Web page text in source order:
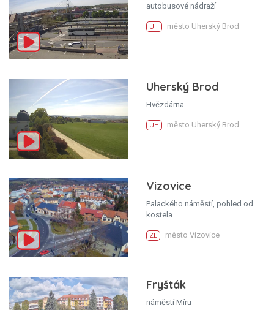
autobusové nádraží
UH město Uherský Brod
Uherský Brod
Hvězdárna
UH město Uherský Brod
Vizovice
Palackého náměstí, pohled od
kostela
ZL město Vizovice
Fryšták
náměstí Míru